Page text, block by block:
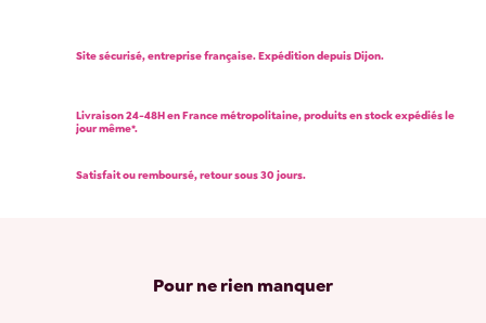
Site sécurisé, entreprise française. Expédition depuis Dijon.
Livraison 24-48H en France métropolitaine, produits en stock expédiés le
jour même*.
Satisfait ou remboursé, retour sous 30 jours.
Pour ne rien manquer